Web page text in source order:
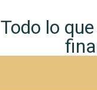
Todo lo